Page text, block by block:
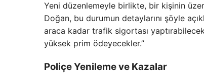
Yeni düzenlemeyle birlikte, bir kişinin
Doğan, bu durumun detaylarını şöyle
araca kadar trafik sigortası
yüksek prim ödeyecekler.”
Poliçe Yenileme ve Kazalar